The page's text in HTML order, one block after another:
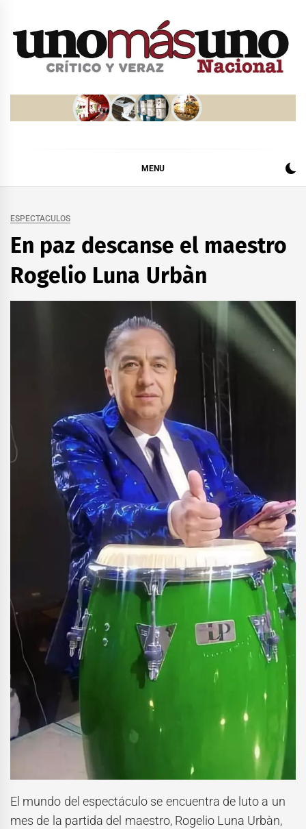
MENU
ESPECTACULOS
En paz descanse el maestro
Rogelio Luna Urbàn
El mundo del espectáculo se encuentra de luto a un
mes de la partida del maestro, Rogelio Luna Urbàn,